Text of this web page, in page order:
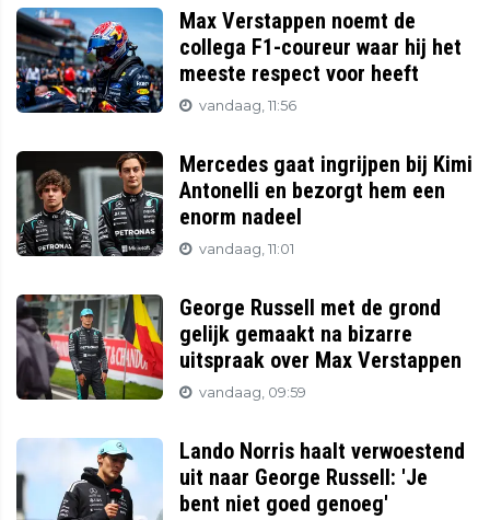
Max Verstappen noemt de
collega F1-coureur waar hij het
meeste respect voor heeft
vandaag, 11:56
Mercedes gaat ingrijpen bij Kimi
Antonelli en bezorgt hem een
enorm nadeel
vandaag, 11:01
George Russell met de grond
gelijk gemaakt na bizarre
uitspraak over Max Verstappen
vandaag, 09:59
Lando Norris haalt verwoestend
uit naar George Russell: 'Je
bent niet goed genoeg'